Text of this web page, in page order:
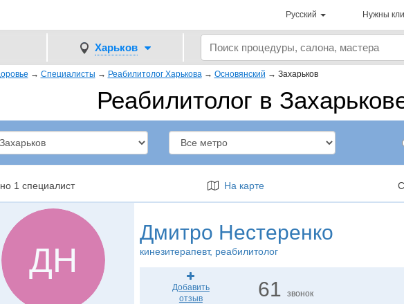
Русский Нужны
Харьков
→ Специалисты → Реабилитолог Харькова → Основянский → Захарьков
Реабилитолог в
1 специалист На карте
ДН
Дмитро Нестеренко
кинезитерапевт, реабилитолог
Добавить
отзыв
61 звонок